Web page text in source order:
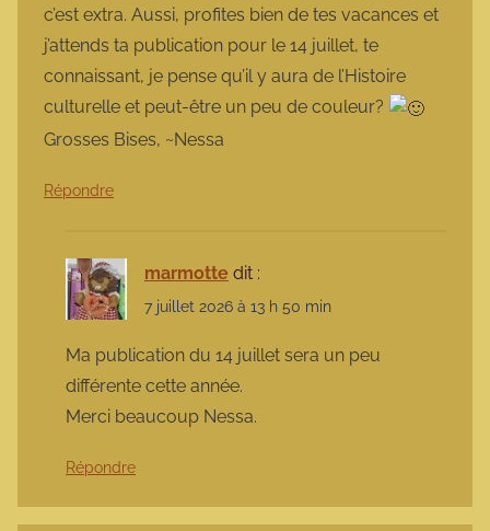
c’est extra. Aussi, profites bien de tes vacances et
j’attends ta publication pour le 14 juillet, te
connaissant, je pense qu’il y aura de l’Histoire
culturelle et peut-être un peu de couleur?
Grosses Bises, ~Nessa
Répondre
marmotte dit :
7 juillet 2026 à 13 h 50 min
Ma publication du 14 juillet sera un peu
différente cette année.
Merci beaucoup Nessa.
Répondre